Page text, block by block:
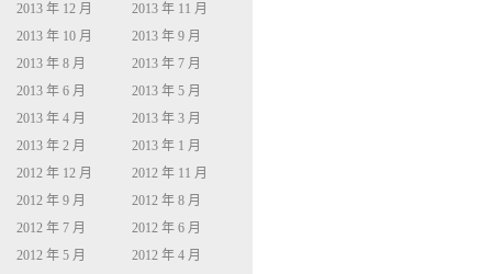
2013 年 12 月
2013 年 11 月
2013 年 10 月
2013 年 9 月
2013 年 8 月
2013 年 7 月
2013 年 6 月
2013 年 5 月
2013 年 4 月
2013 年 3 月
2013 年 2 月
2013 年 1 月
2012 年 12 月
2012 年 11 月
2012 年 9 月
2012 年 8 月
2012 年 7 月
2012 年 6 月
2012 年 5 月
2012 年 4 月